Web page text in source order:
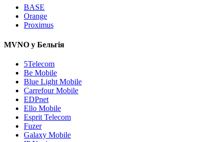
BASE
Orange
Proximus
MVNO у Бельгія
5Telecom
Be Mobile
Blue Light Mobile
Carrefour Mobile
EDPnet
Ello Mobile
Esprit Telecom
Fuzer
Galaxy Mobile